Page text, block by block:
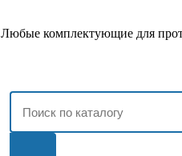
Любые комплектующие для